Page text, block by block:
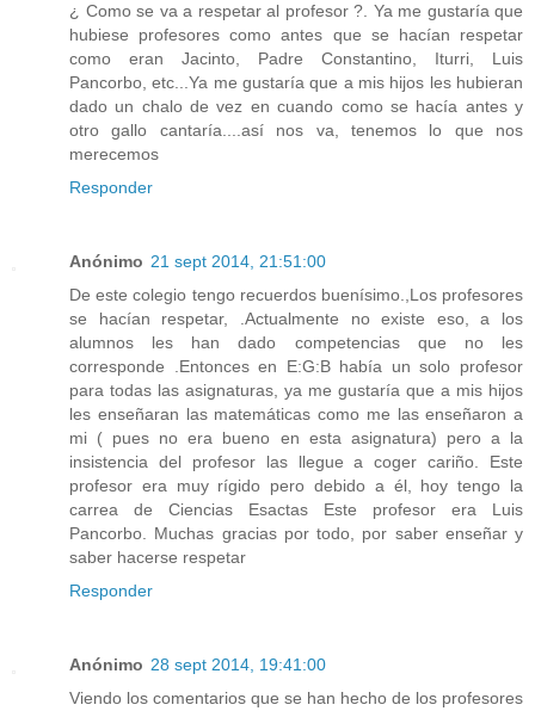
¿ Como se va a respetar al profesor ?. Ya me gustaría que
hubiese profesores como antes que se hacían respetar
como eran Jacinto, Padre Constantino, Iturri, Luis
Pancorbo, etc...Ya me gustaría que a mis hijos les hubieran
dado un chalo de vez en cuando como se hacía antes y
otro gallo cantaría....así nos va, tenemos lo que nos
merecemos
Responder
Anónimo 21 sept 2014, 21:51:00
De este colegio tengo recuerdos buenísimo.,Los profesores
se hacían respetar, .Actualmente no existe eso, a los
alumnos les han dado competencias que no les
corresponde .Entonces en E:G:B había un solo profesor
para todas las asignaturas, ya me gustaría que a mis hijos
les enseñaran las matemáticas como me las enseñaron a
mi ( pues no era bueno en esta asignatura) pero a la
insistencia del profesor las llegue a coger cariño. Este
profesor era muy rígido pero debido a él, hoy tengo la
carrea de Ciencias Esactas Este profesor era Luis
Pancorbo. Muchas gracias por todo, por saber enseñar y
saber hacerse respetar
Responder
Anónimo 28 sept 2014, 19:41:00
Viendo los comentarios que se han hecho de los profesores